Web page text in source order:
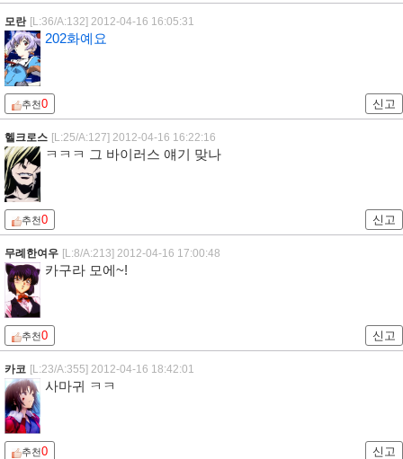
모란 [L:36/A:132] 2012-04-16 16:05:31
202화예요
추천0 신고
헬크로스 [L:25/A:127] 2012-04-16 16:22:16
ㅋㅋㅋ 그 바이러스 얘기 맞나
추천0 신고
무례한여우 [L:8/A:213] 2012-04-16 17:00:48
카구라 모에~!
추천0 신고
카코 [L:23/A:355] 2012-04-16 18:42:01
사마귀 ㅋㅋ
추천0 신고